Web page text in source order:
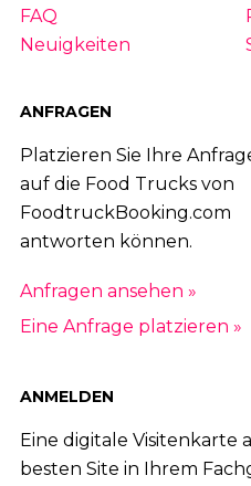
FAQ
Neuigkeiten
ANFRAGEN
Platzieren Sie Ihre
auf die Food Trucks von
FoodtruckBooking.com
antworten können.
Anfragen ansehen »
Eine Anfrage platzieren »
ANMELDEN
Eine digitale Visitenkarte
besten Site in Ihrem